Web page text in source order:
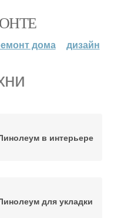
дома дизайн
в интерьере
для укладки